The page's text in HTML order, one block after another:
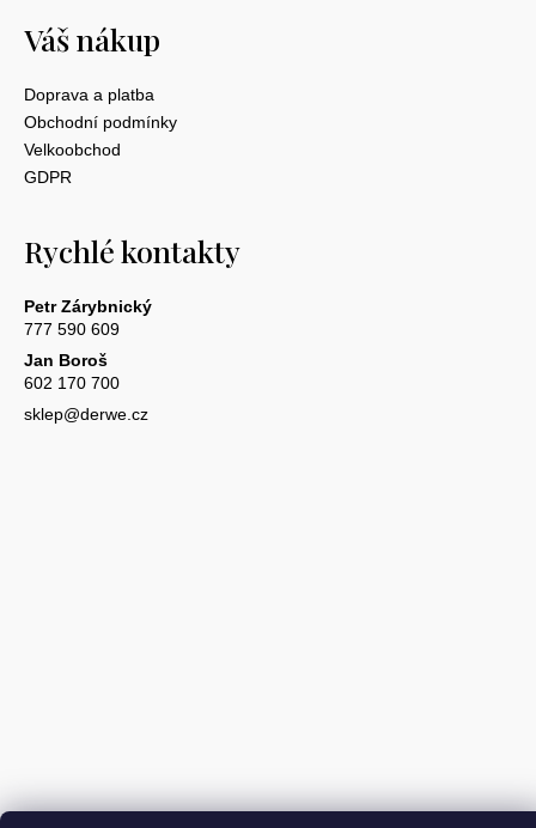
Váš nákup
Doprava a platba
Obchodní podmínky
Velkoobchod
GDPR
Rychlé kontakty
Petr Zárybnický
777 590 609
Jan Boroš
602 170 700
sklep@derwe.cz